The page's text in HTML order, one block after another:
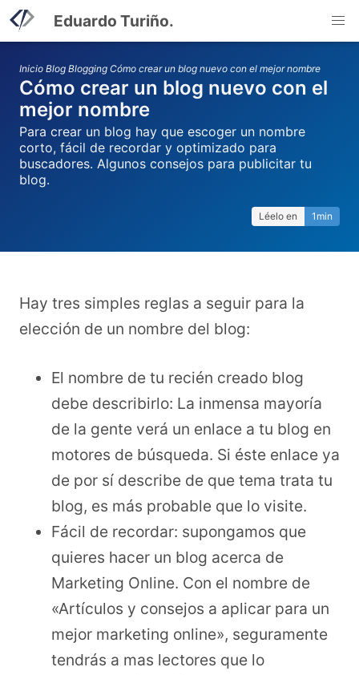
Eduardo Turiño.
Inicio Blog Blogging Cómo crear un blog nuevo con el mejor nombre
Cómo crear un blog nuevo con el
mejor nombre
Para crear un blog hay que escoger un nombre
corto, fácil de recordar y optimizado para
buscadores. Algunos consejos para publicitar tu
blog.
Léelo en 1min
Hay tres simples reglas a seguir para la
elección de un nombre del blog:
El nombre de tu recién creado blog
debe describirlo: La inmensa mayoría
de la gente verá un enlace a tu blog en
motores de búsqueda. Si éste enlace ya
de por sí describe de que tema trata tu
blog, es más probable que lo visite.
Fácil de recordar: supongamos que
quieres hacer un blog acerca de
Marketing Online. Con el nombre de
«Artículos y consejos a aplicar para un
mejor marketing online», seguramente
tendrás a mas lectores que lo